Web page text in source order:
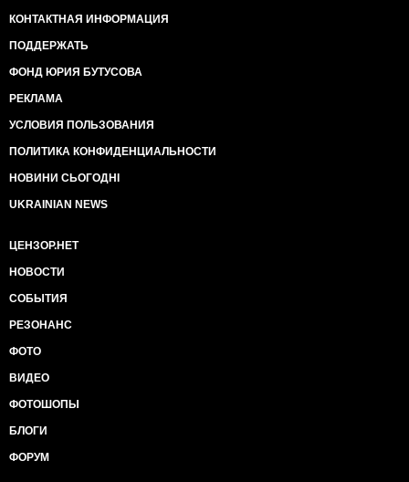
КОНТАКТНАЯ ИНФОРМАЦИЯ
ПОДДЕРЖАТЬ
ФОНД ЮРИЯ БУТУСОВА
РЕКЛАМА
УСЛОВИЯ ПОЛЬЗОВАНИЯ
ПОЛИТИКА КОНФИДЕНЦИАЛЬНОСТИ
НОВИНИ СЬОГОДНІ
UKRAINIAN NEWS
ЦЕНЗОР.НЕТ
НОВОСТИ
СОБЫТИЯ
РЕЗОНАНС
ФОТО
ВИДЕО
ФОТОШОПЫ
БЛОГИ
ФОРУМ